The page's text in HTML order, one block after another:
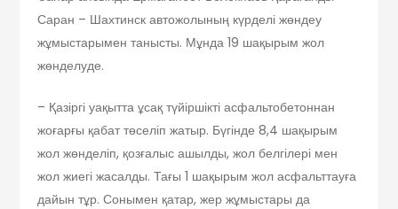
Саран – Шахтинск автожолының күрделі жөндеу
жұмыстарымен танысты. Мұнда 19 шақырым жол
жөнделуде.
– Қазіргі уақытта ұсақ түйіршікті асфальтобетоннан
жоғарғы қабат төселіп жатыр. Бүгінде 8,4 шақырым
жол жөнделіп, қозғалыс ашылды, жол белгілері мен
жол жиегі жасалды. Тағы 1 шақырым жол асфальттауға
дайын тұр. Сонымен қатар, жер жұмыстары да